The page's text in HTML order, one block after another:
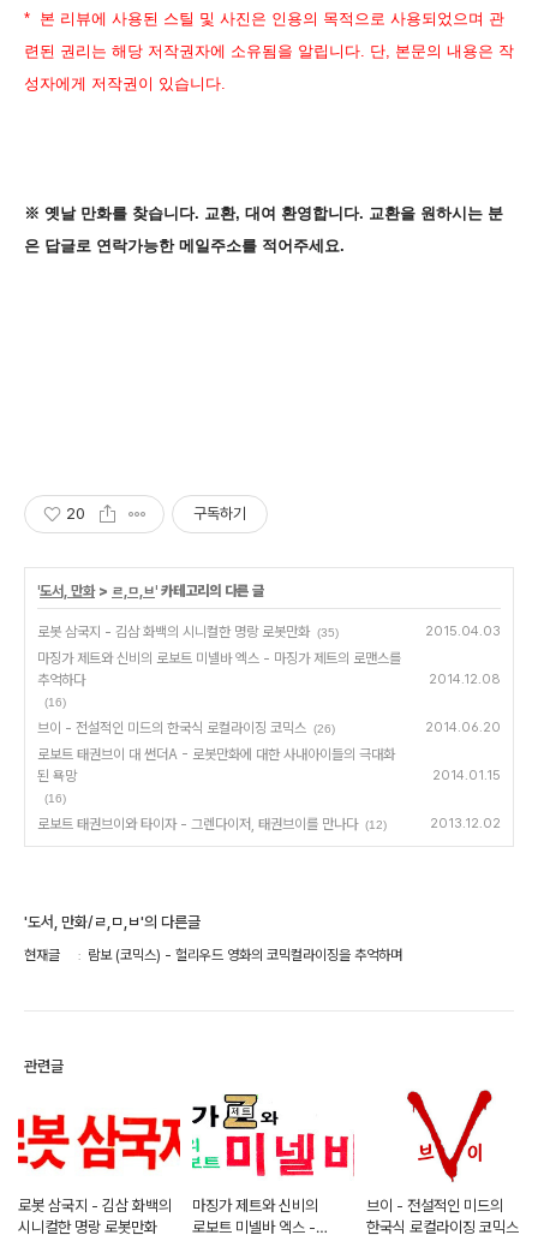
* 본 리뷰에 사용된 스틸 및 사진은 인용의 목적으로 사용되었으며 관
련된 권리는 해당 저작권자에 소유됨을 알립니다. 단, 본문의 내용은 작
성자에게 저작권이 있습니다.
※ 옛날 만화를 찾습니다. 교환, 대여 환영합니다. 교환을 원하시는 분
은 답글로 연락가능한 메일주소를 적어주세요.
20 구독하기
'도서, 만화> ㄹ,ㅁ,ㅂ' 카테고리의 다른 글
로봇 삼국지 - 김삼 화백의 시니컬한 명랑 로봇만화 (35) 2015.04.03
마징가 제트와 신비의 로보트 미넬바 엑스 - 마징가 제트의 로맨스를
추억하다
(16)
2014.12.08
브이 - 전설적인 미드의 한국식 로컬라이징 코믹스 (26) 2014.06.20
로보트 태권브이 대 썬더A - 로봇만화에 대한 사내아이들의 극대화
된 욕망
(16)
2014.01.15
로보트 태권브이와 타이자 - 그렌다이저, 태권브이를 만나다 (12) 2013.12.02
'도서, 만화/ㄹ,ㅁ,ㅂ'의 다른글
현재글 람보 (코믹스) - 헐리우드 영화의 코믹컬라이징을 추억하며
관련글
로봇 삼국지 - 김삼 화백의
시니컬한 명랑 로봇만화
마징가 제트와 신비의
로보트 미넬바 엑스 -
브이 - 전설적인 미드의
한국식 로컬라이징 코믹스